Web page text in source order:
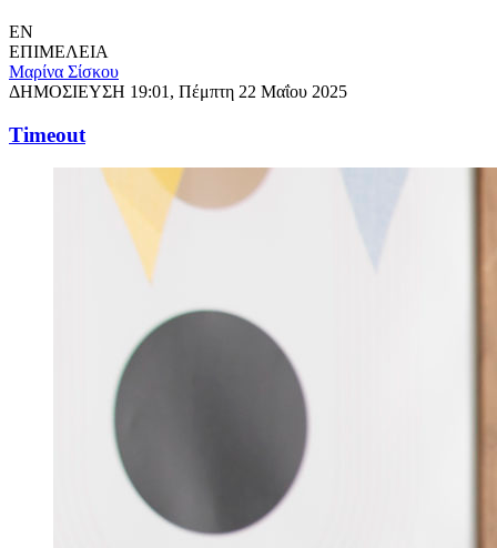
EN
ΕΠΙΜΕΛΕΙΑ
Μαρίνα Σίσκου
ΔΗΜΟΣΙΕΥΣΗ 19:01, Πέμπτη 22 Μαΐου 2025
Timeout